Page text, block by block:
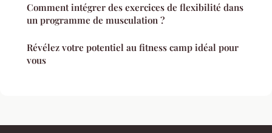
Comment intégrer des exercices de flexibilité dans
un programme de musculation ?
Révélez votre potentiel au fitness camp idéal pour
vous